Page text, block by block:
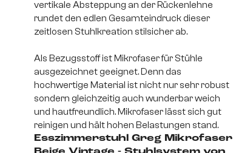
vertikale Absteppung an der Rückenlehne
rundet den edlen Gesamteindruck dieser
zeitlosen Stuhlkreation stilsicher ab.
Als Bezugsstoff ist Mikrofaser für Stühle
ausgezeichnet geeignet. Denn das
hochwertige Material ist nicht nur sehr robust
sondern gleichzeitig auch wunderbar weich
und hautfreundlich. Mikrofaser lässt sich gut
reinigen und hält hohen Belastungen stand.
Esszimmerstuhl Greg Mikrofaser